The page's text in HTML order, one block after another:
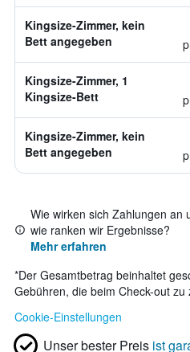
Kingsize-Zimmer, kein
Bett angegeben
Kingsize-Zimmer, 1
Kingsize-Bett
Kingsize-Zimmer, kein
Bett angegeben
Wie wirken sich Zahlungen an
wie ranken wir Ergebnisse?
Mehr erfahren
*Der Gesamtbetrag beinhaltet
Gebühren, die beim Check-out zu
Cookie-Einstellungen
Unser bester Preis ist